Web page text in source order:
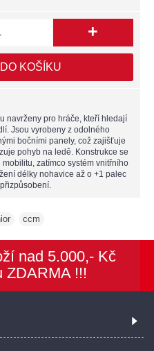
+
KOŠÍKU
navrženy pro hráče, kteří hledají
Jsou vyrobeny z odolného
bočními panely, což zajišťuje
pohyb na ledě. Konstrukce se
zatímco systém vnitřního
délky nohavice až o +1 palec
ccm
nad 5.000,- Kč
ZDARMA !!!